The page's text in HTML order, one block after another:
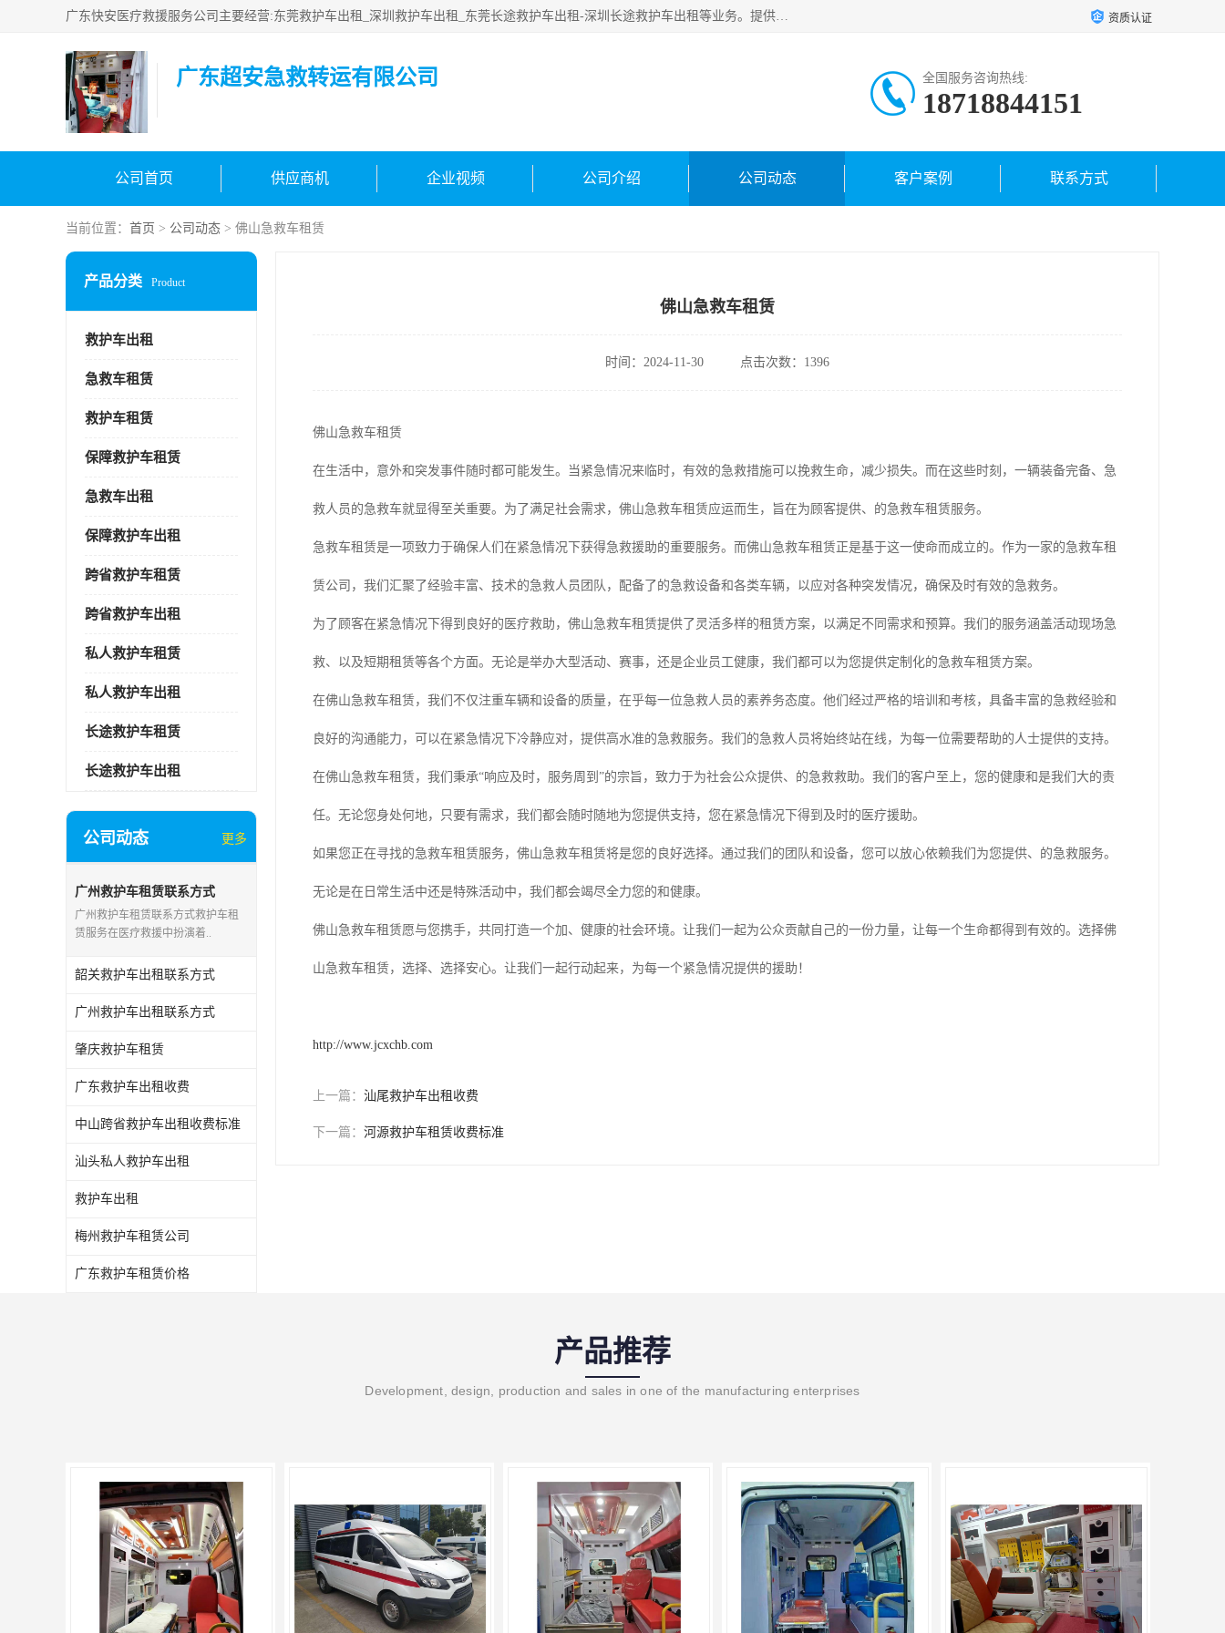
广东快安医疗救援服务公司主要经营:东莞救护车出租_深圳救护车出租_东莞长途救护车出租-深圳长途救护车出租等业务。提供救护车出租服务和长途救护车转接病人。响应及时，服务周到。 资质认证
广东超安急救转运有限公司 全国服务咨询热线:
18718844151
公司首页 供应商机 企业视频 公司介绍 公司动态 客户案例 联系方式
当前位置： 首页 > 公司动态 > 佛山急救车租赁
产品分类 Product
救护车出租
急救车租赁
救护车租赁
保障救护车租赁
急救车出租
保障救护车出租
跨省救护车租赁
跨省救护车出租
私人救护车租赁
私人救护车出租
长途救护车租赁
长途救护车出租
公司动态 更多
广州救护车租赁联系方式
广州救护车租赁联系方式救护车租
赁服务在医疗救援中扮演着..
韶关救护车出租联系方式
广州救护车出租联系方式
肇庆救护车租赁
广东救护车出租收费
中山跨省救护车出租收费标准
汕头私人救护车出租
救护车出租
梅州救护车租赁公司
广东救护车租赁价格
佛山急救车租赁
时间：2024-11-30 点击次数：1396
佛山急救车租赁
在生活中，意外和突发事件随时都可能发生。当紧急情况来临时，有效的急救措施可以挽救生命，减少损失。而在这些时刻，一辆装备完备、急
救人员的急救车就显得至关重要。为了满足社会需求，佛山急救车租赁应运而生，旨在为顾客提供、的急救车租赁服务。
急救车租赁是一项致力于确保人们在紧急情况下获得急救援助的重要服务。而佛山急救车租赁正是基于这一使命而成立的。作为一家的急救车租
赁公司，我们汇聚了经验丰富、技术的急救人员团队，配备了的急救设备和各类车辆，以应对各种突发情况，确保及时有效的急救务。
为了顾客在紧急情况下得到良好的医疗救助，佛山急救车租赁提供了灵活多样的租赁方案，以满足不同需求和预算。我们的服务涵盖活动现场急
救、以及短期租赁等各个方面。无论是举办大型活动、赛事，还是企业员工健康，我们都可以为您提供定制化的急救车租赁方案。
在佛山急救车租赁，我们不仅注重车辆和设备的质量，在乎每一位急救人员的素养务态度。他们经过严格的培训和考核，具备丰富的急救经验和
良好的沟通能力，可以在紧急情况下冷静应对，提供高水准的急救服务。我们的急救人员将始终站在线，为每一位需要帮助的人士提供的支持。
在佛山急救车租赁，我们秉承“响应及时，服务周到”的宗旨，致力于为社会公众提供、的急救救助。我们的客户至上，您的健康和是我们大的责
任。无论您身处何地，只要有需求，我们都会随时随地为您提供支持，您在紧急情况下得到及时的医疗援助。
如果您正在寻找的急救车租赁服务，佛山急救车租赁将是您的良好选择。通过我们的团队和设备，您可以放心依赖我们为您提供、的急救服务。
无论是在日常生活中还是特殊活动中，我们都会竭尽全力您的和健康。
佛山急救车租赁愿与您携手，共同打造一个加、健康的社会环境。让我们一起为公众贡献自己的一份力量，让每一个生命都得到有效的。选择佛
山急救车租赁，选择、选择安心。让我们一起行动起来，为每一个紧急情况提供的援助！
http://www.jcxchb.com
上一篇： 汕尾救护车出租收费
下一篇： 河源救护车租赁收费标准
产品推荐
Development, design, production and sales in one of the manufacturing enterprises